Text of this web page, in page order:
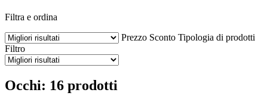
Filtra e ordina
Prezzo Sconto Tipologia di prodotti
Filtro
Occhi: 16 prodotti